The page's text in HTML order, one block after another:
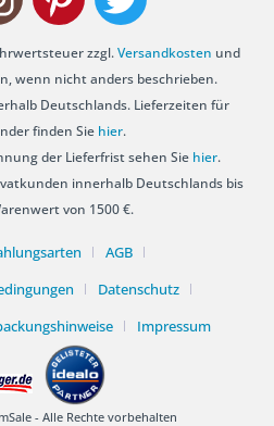
zzgl.Versandkosten und
wenn nicht anders beschrieben.
Deutschlands. Lieferzeiten für
finden Sie hier.
der Lieferfrist sehen Sie hier.
innerhalb Deutschlands bis
von 1500 €.
AGB
Datenschutz
Impressum
- Alle Rechte vorbehalten